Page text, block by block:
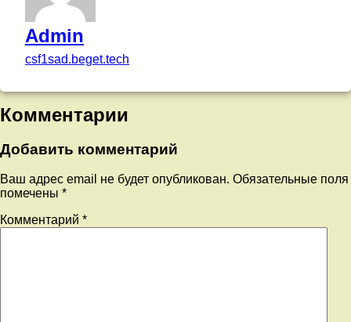
Admin
csf1sad.beget.tech
Комментарии
Добавить комментарий
Ваш адрес email не будет опубликован. Обязательные поля
помечены *
Комментарий *